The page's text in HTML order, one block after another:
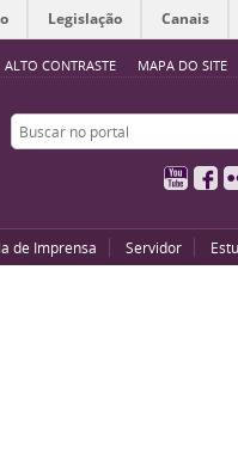
ALTO CONTRASTE MAPA DO SITE
Legislação Canais
Buscar no portal
de Imprensa Servidor